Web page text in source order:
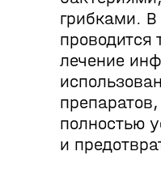
грибками.
проводится
лечение
полностью
и